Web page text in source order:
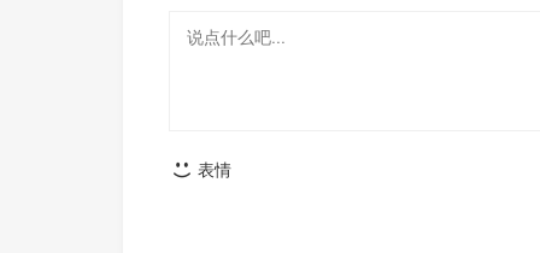
表情